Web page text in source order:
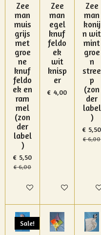
Zee
man
muis
grijs
met
groe
ne
knuf
feldo
ek en
ram
mel
(zon
der
label
)
€ 5,50
€ 6,00
In winkelwagen
Zee
man
egel
knuf
feldo
ek
wit
knisp
er
€ 4,00
In winkelwagen
Zee
man
konij
n wit
mint
groe
n
stree
p
(zon
der
label
)
€ 5,50
€ 6,00
In
Sale!